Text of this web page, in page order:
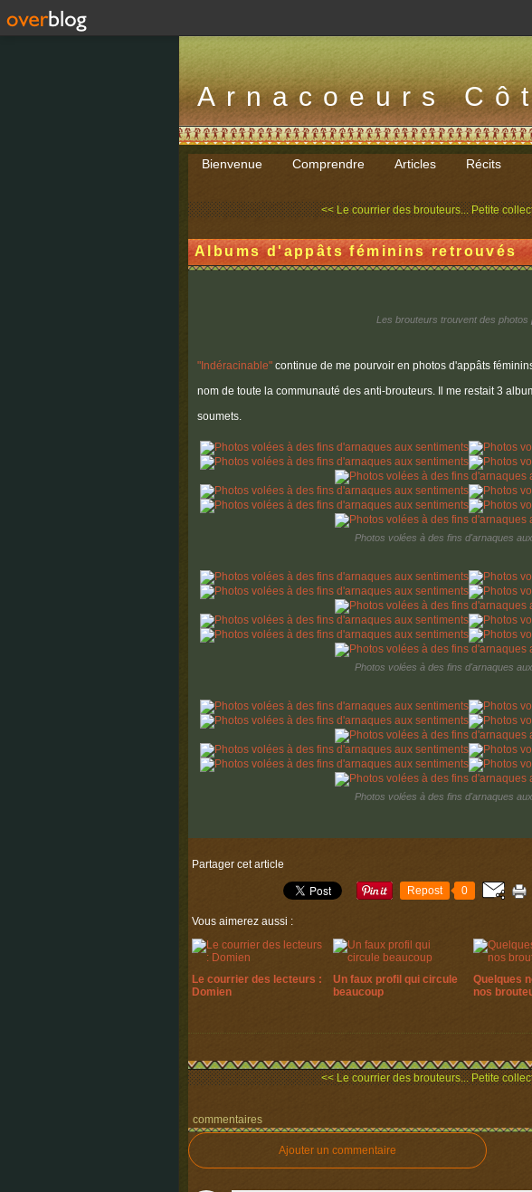
Arnacoeurs
Bienvenue Comprendre Articles Récits
<< Le courrier des brouteurs... Petite
Albums d'appâts féminins retrouvés
Les brouteurs trouvent des photos
"Indéracinable" continue de me pourvoir en photos d'appâts
nom de toute la communauté des anti-brouteurs. Il me restait 3
soumets.
Photos volées à des fins d'arnaques
Photos volées à des fins d'arnaques
Photos volées à des fins d'arnaques
Partager cet article
Repost 0
Vous aimerez aussi :
Le courrier des lecteurs :
Domien
Un faux profil qui circule
beaucoup
Quelques
nos
<< Le courrier des brouteurs... Petite
commentaires
Ajouter un commentaire